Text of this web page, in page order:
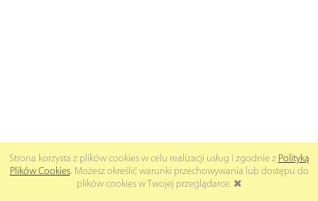
Strona korzysta z plików cookies w celu realizacji usług i zgodnie z Polityką
Plików Cookies. Możesz określić warunki przechowywania lub dostępu do
plików cookies w Twojej przeglądarce.